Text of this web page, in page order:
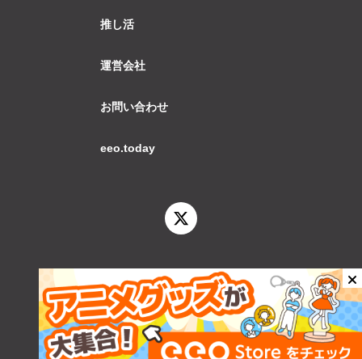
推し活
運営会社
お問い合わせ
eeo.today
© 2026 eeo.today